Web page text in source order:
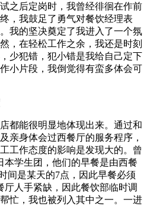
之后定岗时，我曾经徘徊在作前
，我鼓足了勇气对餐饮经理表
我的坚决奠定了我进入了一个氛
，在轻松工作之余，我还是时刻
少犯错，犯小错是我给自己定下
小片段，我倒觉得有蛮多体会可
都能很明显地体现出来。通过和
亲身体会过西餐厅的服务程序，
工作态度的影响是发现大的。曾
本学生团，他们的早餐是由西餐
间是某天的7点，因此早餐必须
厅人手紧缺，因此餐饮部临时调
忙，我也被列入其中之一。一进